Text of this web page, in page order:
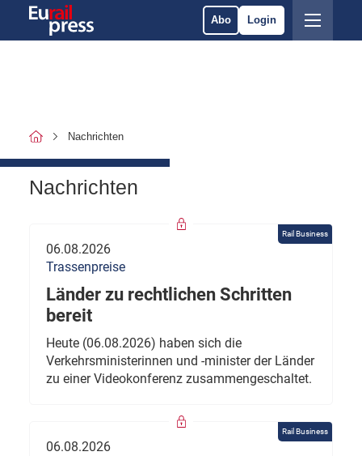
Abo Login
Nachrichten
Nachrichten
Rail Business
06.08.2026
Trassenpreise
Länder zu rechtlichen Schritten
bereit
Heute (06.08.2026) haben sich die
Verkehrsministerinnen und -minister der Länder
zu einer Videokonferenz zusammengeschaltet.
Rail Business
06.08.2026